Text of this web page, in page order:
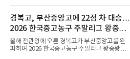
다. 장수인이 11점, 최민주가 8점, 어민서가 7점
으로 힘을 보탰다.승점 3을 챙긴 한
'둘 치(置)'와 '셀 수(數)'를 쓴다. '돌을 놓는 수'라
는 의미이다. 두 사람이 대등하게 승부할 수 있도
록 약한 쪽에게 미리 흑돌을 놓아주는 개수를 가
리킨다. 오늘날의 접바둑에서 말하는 '두 점', '세
점'이 바로 치수다. (본 코너 1844회 ‘왜 '접바
둑'이라 말할까’ 참조)일본어에서도 같은 한자를
사용한다. 일본에서는 ‘置き石(오키이시, 놓는
경복고, 부산중앙고에 22점 차 대승…
2026 한국중고농구 주말리그 왕중왕
전 첫 승 신고
올해 전관왕에 오른 경복고가 부산중앙고를 완
파하며 2026 한국중고농구 주말리그 왕중왕전